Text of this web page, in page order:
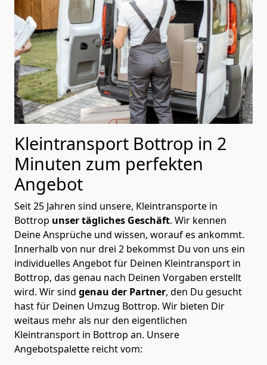
Kleintransport Bottrop in 2
Minuten zum perfekten
Angebot
Seit 25 Jahren sind unsere, Kleintransporte in
Bottrop unser tägliches Geschäft. Wir kennen
Deine Ansprüche und wissen, worauf es ankommt.
Innerhalb von nur drei 2 bekommst Du von uns ein
individuelles Angebot für Deinen Kleintransport in
Bottrop, das genau nach Deinen Vorgaben erstellt
wird. Wir sind genau der Partner, den Du gesucht
hast für Deinen Umzug Bottrop. Wir bieten Dir
weitaus mehr als nur den eigentlichen
Kleintransport in Bottrop an. Unsere
Angebotspalette reicht vom: